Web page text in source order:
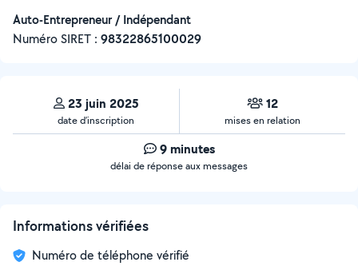
Auto-Entrepreneur / Indépendant
Numéro SIRET : ‍98322865100029
23 juin 2025
date d’inscription
12
mises en relation
9 minutes
délai de réponse aux messages
Informations vérifiées
Numéro de téléphone vérifié